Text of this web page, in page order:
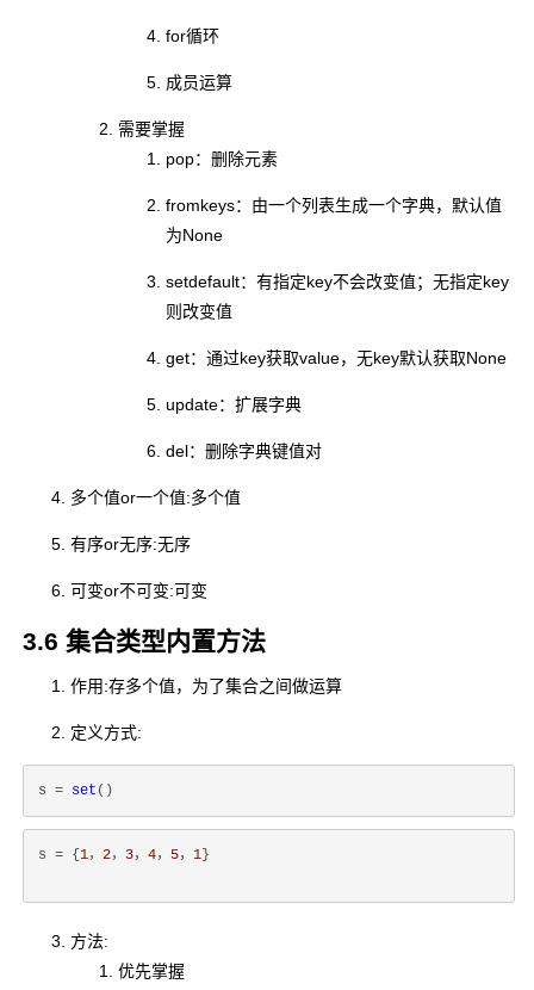
for循环
成员运算
需要掌握
pop：删除元素
fromkeys：由一个列表生成一个字典，默认值
为None
setdefault：有指定key不会改变值；无指定key
则改变值
get：通过key获取value，无key默认获取None
update：扩展字典
del：删除字典键值对
多个值or一个值:多个值
有序or无序:无序
可变or不可变:可变
3.6 集合类型内置方法
作用:存多个值，为了集合之间做运算
定义方式:
s = set
s = { 1， 2， 3， 4， 5， 1 }
方法:
优先掌握